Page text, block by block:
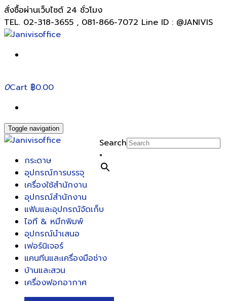
สั่งซื้อผ่านเว็บไซต์ 24 ชั่วโมง
TEL. 02-318-3655 , 081-866-7072 Line ID : @JANIVIS
0Cart ฿0.00
Toggle navigation
Search
×
กระดาษ
อุปกรณ์การบรรจุ
เครื่องใช้สำนักงาน
อุปกรณ์สำนักงาน
แฟ้มและอุปกรณ์จัดเก็บ
ไอที & หมึกพิมพ์
อุปกรณ์นำเสนอ
เฟอร์นิเจอร์
แคนทีนและเครื่องมือช่าง
บ้านและสวน
เครื่องฟอกอากาศ